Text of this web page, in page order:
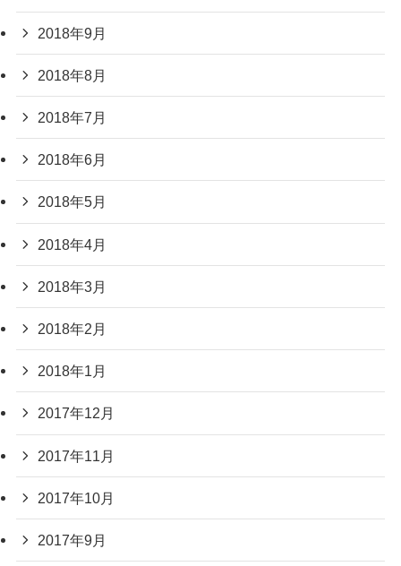
2018年9月
2018年8月
2018年7月
2018年6月
2018年5月
2018年4月
2018年3月
2018年2月
2018年1月
2017年12月
2017年11月
2017年10月
2017年9月